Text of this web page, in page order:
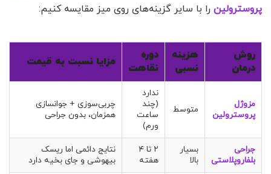
پروسترولین را با سایر گزینه‌های روی میز مقایسه کنیم:
روش
درمان
هزینه
نسبی
دوره
نقاهت
مزایا نسبت به قیمت
مزوژل
پروسترولین
متوسط
ندارد
(چند
ساعت
ورم)
چربی‌سوزی + جوانسازی
همزمان، بدون جراحی
جراحی
بلفاروپلاستی
بسیار
بالا
۲ تا ۴
هفته
نتایج دائمی اما ریسک
بیهوشی و جای بخیه دارد